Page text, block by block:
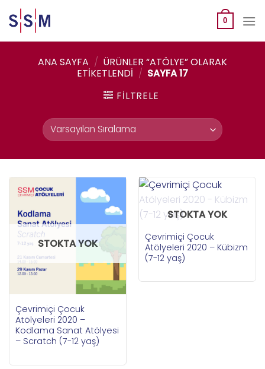
to
content
0
ANA SAYFA / ÜRÜNLER “ATÖLYE” OLARAK
ETIKETLENDI / SAYFA 17
FILTRELE
STOKTA YOK
Çevrimiçi Çocuk
Atölyeleri 2020 –
Kodlama Sanat Atölyesi
– Scratch (7-12 yaş)
STOKTA YOK
Çevrimiçi Çocuk
Atölyeleri 2020 – Kübizm
(7-12 yaş)